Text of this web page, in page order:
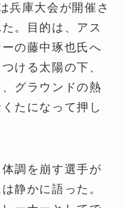
兵庫大会が開催さ
。目的は、アス
の藤中琢也氏へ
ける太陽の下、
グラウンドの熱
たになって押し
調を崩す選手が
静かに語った。